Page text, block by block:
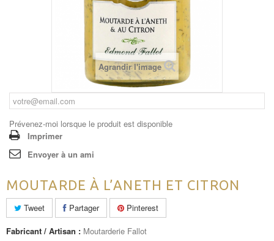
Agrandir l'image
Prévenez-moi lorsque le produit est disponible
Imprimer
Envoyer à un ami
MOUTARDE À L’ANETH ET CITRON
Tweet Partager
Pinterest
Fabricant / Artisan : Moutarderie Fallot